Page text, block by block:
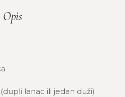
Opis
lanac ili jedan duži)